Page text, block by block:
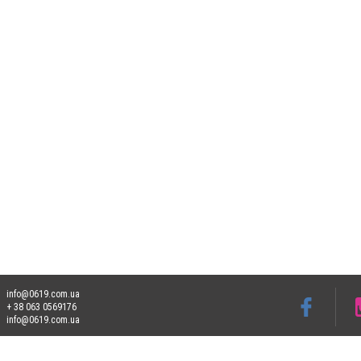
info@0619.com.ua
+ 38 063 0569176
info@0619.com.ua